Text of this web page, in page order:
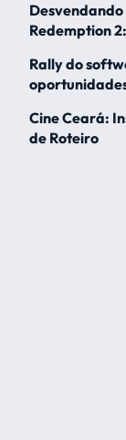
Desvendando
Redemption
Rally do
Cine Ceará:
de Roteiro